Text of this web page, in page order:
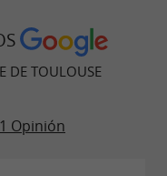
DE TOULOUSE
Opinión